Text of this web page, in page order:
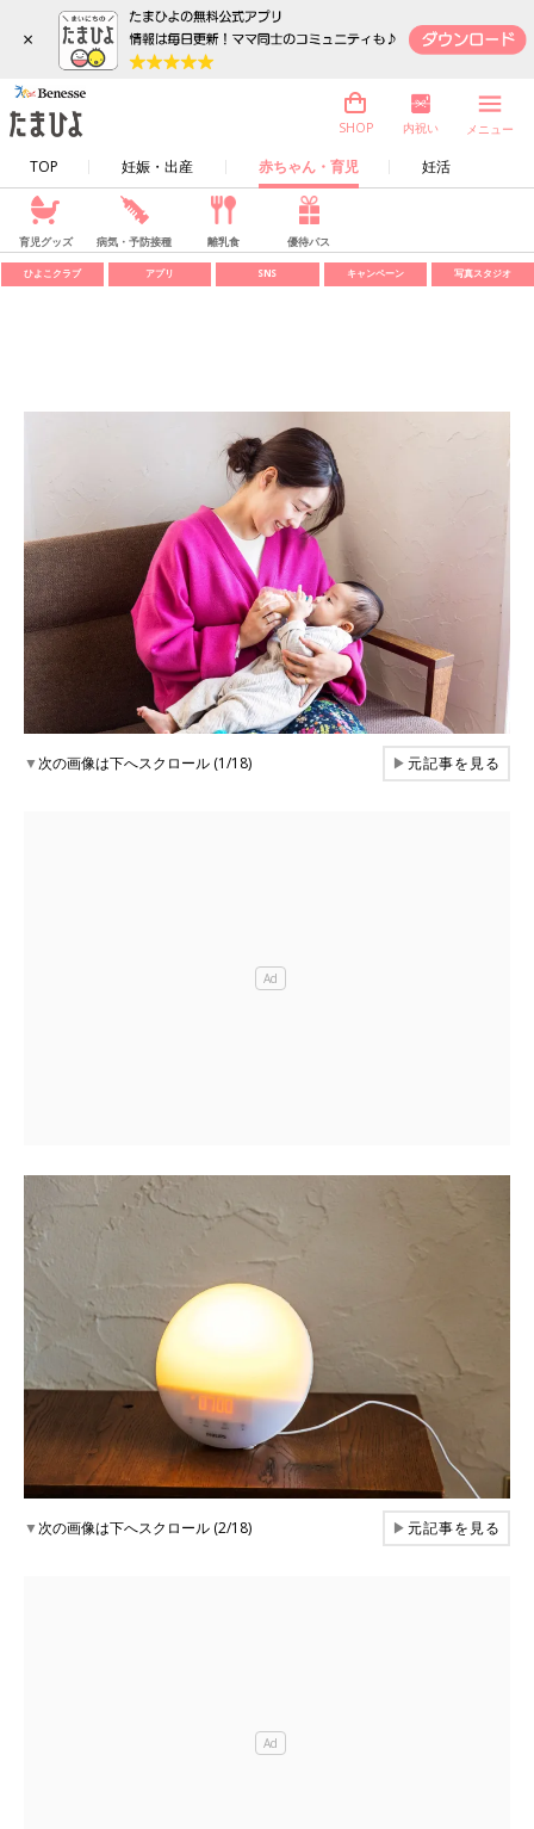
×
TOP 妊娠・出産 赤ちゃん・育児 妊活
SHOP 内祝い メニュー
育児グッズ 病気・予防接種 離乳食 優待パス
ひよこクラブ アプリ SNS キャンペーン 写真スタジオ
▼次の画像は下へスクロール (1/18) ▶元記事を見る
▼次の画像は下へスクロール (2/18) ▶元記事を見る